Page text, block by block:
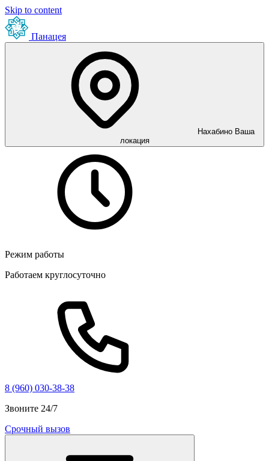
Skip to content
Панацея
Нахабино Ваша
локация
Режим работы
Работаем круглосуточно
8 (960) 030-38-38
Звоните 24/7
Срочный вызов